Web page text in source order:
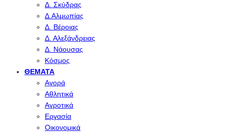
Δ. Σκύδρας
Δ.Αλμωπίας
Δ. Βέροιας
Δ. Αλεξάνδρειας
Δ. Νάουσας
Κόσμος
ΘΈΜΑΤΑ
Αγορά
Αθλητικά
Αγροτικά
Εργασία
Οικονομικά